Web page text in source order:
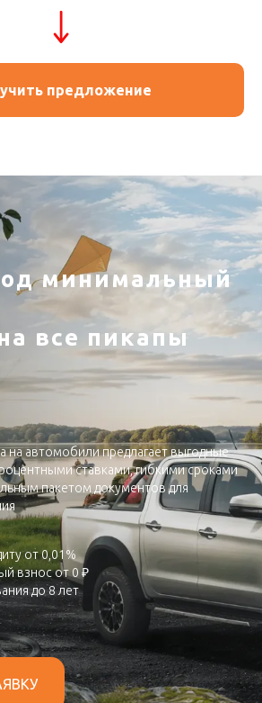
предложение
минимальный
все пикапы
на автомобили предлагает выгодные
ставками, гибкими сроками
пакетом документов для
от 0,01%
взнос от 0 ₽
до 8 лет